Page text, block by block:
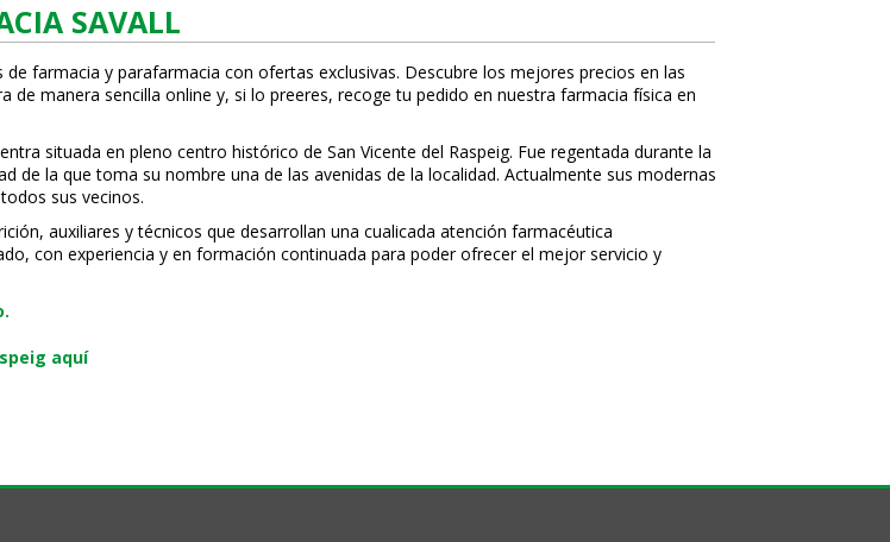
SAVALL
farmacia y parafarmacia con ofertas exclusivas. Descubre los mejores precios en las
manera sencilla online y, si lo prefieres, recoge tu pedido en nuestra farmacia física en
situada en pleno centro histórico de San Vicente del Raspeig. Fue regentada durante la
de la que toma su nombre una de las avenidas de la localidad. Actualmente sus modernas
sus vecinos.
auxiliares y técnicos que desarrollan una cualificada atención farmacéutica
con experiencia y en formación continuada para poder ofrecer el mejor servicio y
aquí